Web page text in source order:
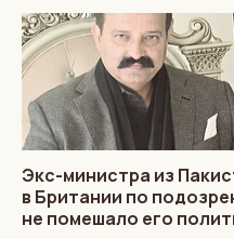
Экс-министра из
в Британии по
не помешало его